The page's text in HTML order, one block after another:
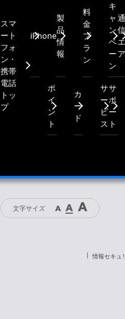
スマ
ート
フォ
ン・
携帯
電話
トッ
プ
iPhone
製
品
情
報
料
金
プ
ラ
ン
キ
ャ
ン
ペ
ー
ン
ポ
イ
ン
ト
カ
ー
ド
サ
ー
ビ
ス
サ
ポ
ー
ト
文字サイズ
情報セキュ